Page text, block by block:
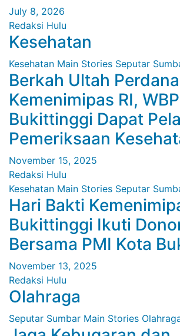
July 8, 2026
Redaksi Hulu
Kesehatan
Kesehatan Main Stories Seputar
Berkah Ultah Perdana
Kemenimipas RI,
Bukittinggi Dapat
Pemeriksaan
November 15, 2025
Redaksi Hulu
Kesehatan Main Stories Seputar
Hari Bakti
Bukittinggi Ikuti
Bersama PMI Kota
November 13, 2025
Redaksi Hulu
Olahraga
Seputar Sumbar Main Stories